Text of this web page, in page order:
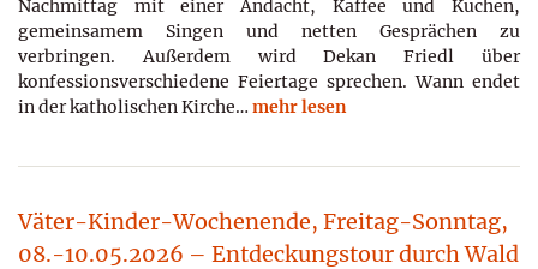
Nachmittag mit einer Andacht, Kaffee und Kuchen,
gemeinsamem Singen und netten Gesprächen zu
verbringen. Außerdem wird Dekan Friedl über
konfessionsverschiedene Feiertage sprechen. Wann endet
in der katholischen Kirche… mehr lesen
Väter-Kinder-Wochenende, Freitag-Sonntag,
08.-10.05.2026 – Entdeckungstour durch Wald